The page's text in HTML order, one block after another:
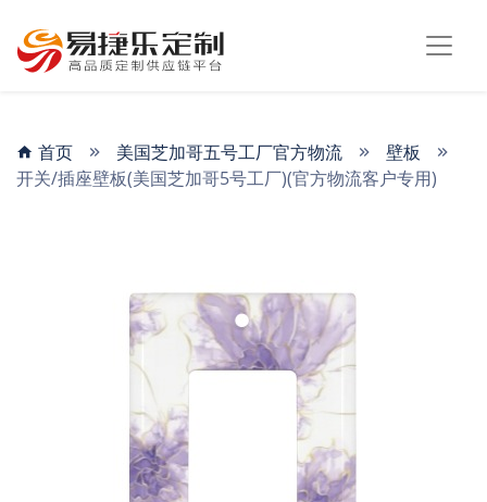
首页 美国芝加哥五号工厂官方物流
壁板
开关/插座壁板(美国芝加哥5号工厂)(官方物流客户专用)